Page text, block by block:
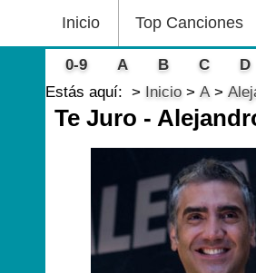
Inicio Top Canciones
0-9 A B C D
Estás aquí:
Inicio A
Te Juro -